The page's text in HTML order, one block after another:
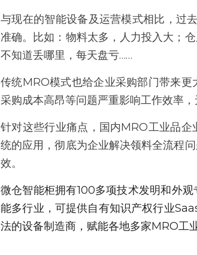
与现在的智能设备及运营模式相比，过
准确。比如：物料太多，人力投入大；
不知道丢哪里，每天盘亏……
传统MRO模式也给企业采购部门带来更
采购成本高昂等问题严重影响工作效率
针对这些行业痛点，国内MRO工业品
统的应用，彻底为企业解决领料全流程
效。
微仓智能柜拥有100多项技术发明和外
能多行业，可提供自有知识产权行业
法的设备制造商，赋能各地多家MRO工